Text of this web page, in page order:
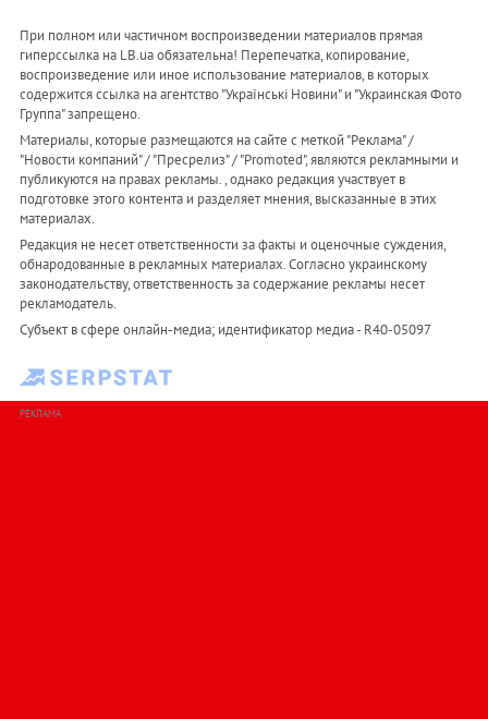
При полном или частичном воспроизведении материалов прямая
гиперссылка на LB.ua обязательна! Перепечатка, копирование,
воспроизведение или иное использование материалов, в которых
содержится ссылка на агентство "Українськi Новини" и "Украинская Фото
Группа" запрещено.
Материалы, которые размещаются на сайте с меткой "Реклама" /
"Новости компаний" / "Пресрелиз" / "Promoted", являются рекламными и
публикуются на правах рекламы. , однако редакция участвует в
подготовке этого контента и разделяет мнения, высказанные в этих
материалах.
Редакция не несет ответственности за факты и оценочные суждения,
обнародованные в рекламных материалах. Согласно украинскому
законодательству, ответственность за содержание рекламы несет
рекламодатель.
Субъект в сфере онлайн-медиа; идентификатор медиа - R40-05097
РЕКЛАМА